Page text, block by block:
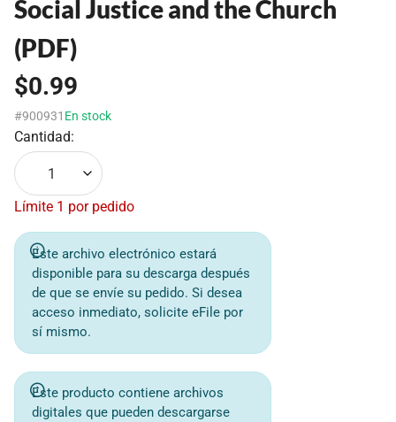
Social Justice and the Church
(PDF)
$0.99
#900931 En stock
Cantidad:
1
Límite 1 por pedido
Este archivo electrónico estará
disponible para su descarga después
de que se envíe su pedido. Si desea
acceso inmediato, solicite eFile por
sí mismo.
Este producto contiene archivos
digitales que pueden descargarse